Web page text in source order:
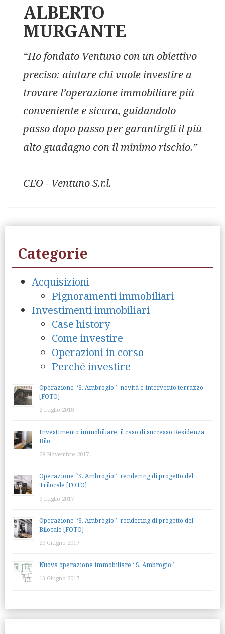
ALBERTO
MURGANTE
“Ho fondato Ventuno con un obiettivo
preciso: aiutare chi vuole investire a
trovare l’operazione immobiliare più
conveniente e sicura, guidandolo
passo dopo passo per garantirgli il più
alto guadagno con il minimo rischio.”
CEO - Ventuno S.r.l.
Categorie
Acquisizioni
Pignoramenti immobiliari
Investimenti immobiliari
Case history
Come investire
Operazioni in corso
Perché investire
Operazione “S. Ambrogio”: novità e intervento terrazzo
[FOTO]
2 Luglio 2018
Investimento immobiliare: il caso di successo Residenza
Bilo
28 Novembre 2017
Operazione “S. Ambrogio”: rendering di progetto del
Trilocale [FOTO]
9 Luglio 2017
Operazione “S. Ambrogio”: rendering di progetto del
Bilocale [FOTO]
29 Giugno 2017
Nuova operazione immobiliare “S. Ambrogio”
13 Giugno 2017